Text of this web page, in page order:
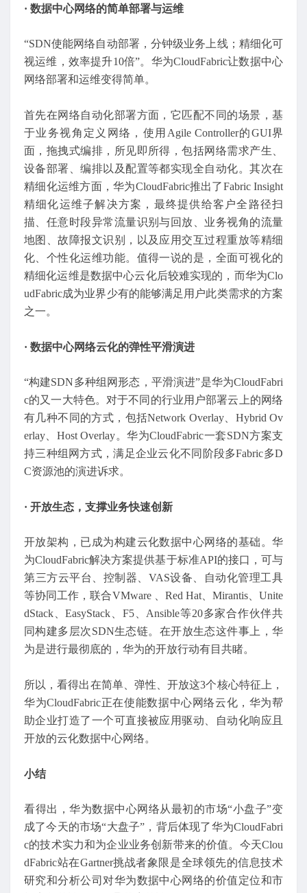
· 数据中心网络的简单部署与运维
“SDN使能网络自动部署，分钟级业务上线；精细化可
视运维，效率提升10倍”。华为CloudFabric让数据中心
网络部署和运维变得简单。
首先在网络自动化部署方面，它匹配不同的场景，基
于业务视角定义网络，使用Agile Controller的GUI界
面，拖拽式编排，所见即所得，包括网络需求产生、
设备部署、编排以及配置等都实现全自动化。其次在
精细化运维方面，华为CloudFabric推出了Fabric Insight
精细化运维子解决方案，最终提供给客户全路径扫
描、任意时段异常流量识别与回放、业务视角的流量
地图、故障报文识别，以及应用交互过程重放等精细
化、个性化运维功能。值得一说的是，全面可视化的
精细化运维是数据中心云化后较难实现的，而华为Clo
udFabric成为业界少有的能够满足用户此类需求的方案
之一。
· 数据中心网络云化的弹性平滑演进
“构建SDN多种组网形态，平滑演进”是华为CloudFabri
c的又一大特色。对于不同的行业用户部署云上的网络
有几种不同的方式，包括Network Overlay、Hybrid Ov
erlay、Host Overlay。华为CloudFabric一套SDN方案支
持三种组网方式，满足企业云化不同阶段多Fabric多D
C资源池的演进诉求。
· 开放生态，支撑业务快速创新
开放架构，已成为构建云化数据中心网络的基础。华
为CloudFabric解决方案提供基于标准API的接口，可与
第三方云平台、控制器、VAS设备、自动化管理工具
等协同工作，联合VMware 、Red Hat、Mirantis、Unite
dStack、EasyStack、F5、Ansible等20多家合作伙伴共
同构建多层次SDN生态链。在开放生态这件事上，华
为是进行最彻底的，华为的开放行动有目共睹。
所以，看得出在简单、弹性、开放这3个核心特征上，
华为CloudFabric正在使能数据中心网络云化，华为帮
助企业打造了一个可直接被应用驱动、自动化响应且
开放的云化数据中心网络。
小结
看得出，华为数据中心网络从最初的市场“小盘子”变
成了今天的市场“大盘子”，背后体现了华为CloudFabri
c的技术实力和为企业业务创新带来的价值。今天Clou
dFabric站在Gartner挑战者象限是全球领先的信息技术
研究和分析公司对华为数据中心网络的价值定位和市